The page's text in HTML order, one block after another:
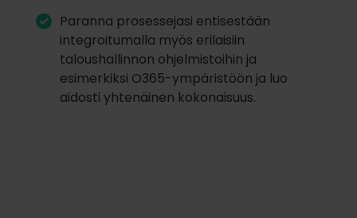
Paranna prosessejasi entisestään
integroitumalla myös erilaisiin
taloushallinnon ohjelmistoihin ja
esimerkiksi O365-ympäristöön ja luo
aidosti yhtenäinen kokonaisuus.